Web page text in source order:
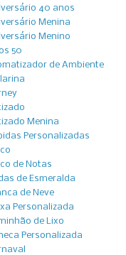
40 anos
Menina
Menino
50
de Ambiente
Menina
Personalizadas
de Notas
de Esmeralda
de Neve
Personalizada
de Lixo
Personalizada